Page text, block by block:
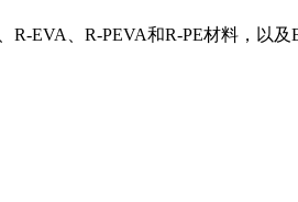
R-EVA、R-PEVA和R-PE材料，以